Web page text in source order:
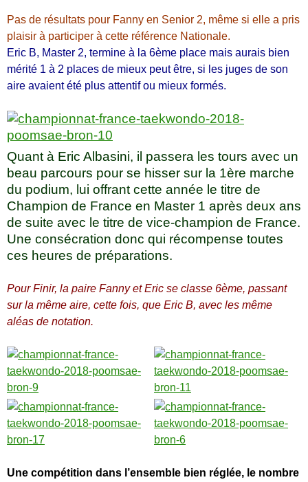
Pas de résultats pour Fanny en Senior 2, même si elle a pris
plaisir à participer à cette référence Nationale.
Eric B, Master 2, termine à la 6ème place mais aurais bien
mérité 1 à 2 places de mieux peut être, si les juges de son
aire avaient été plus attentif ou mieux formés.
Quant à Eric Albasini, il passera les tours avec un
beau parcours pour se hisser sur la 1ère marche
du podium, lui offrant cette année le titre de
Champion de France en Master 1 après deux ans
de suite avec le titre de vice-champion de France.
Une consécration donc qui récompense toutes
ces heures de préparations.
Pour Finir, la paire Fanny et Eric se classe 6ème, passant
sur la même aire, cette fois, que Eric B, avec les même
aléas de notation.
Une compétition dans l’ensemble bien réglée, le nombre